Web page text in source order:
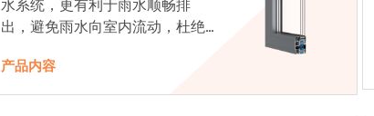
水系统，更有利于雨水顺畅排
出，避免雨水向室内流动，杜绝
产品内容